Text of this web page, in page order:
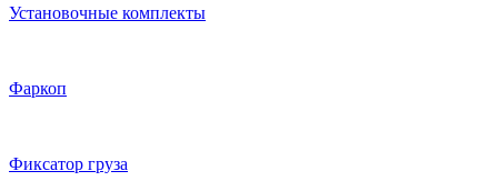
Установочные комплекты
Фаркоп
Фиксатор груза